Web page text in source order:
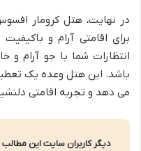
در نهایت، هتل کرومار
برای اقامتی آرام و
انتظارات شما با جو آرام
باشد. این هتل وعده یک
می دهد و تجربه اقامتی
دیگر کاربران سایت این